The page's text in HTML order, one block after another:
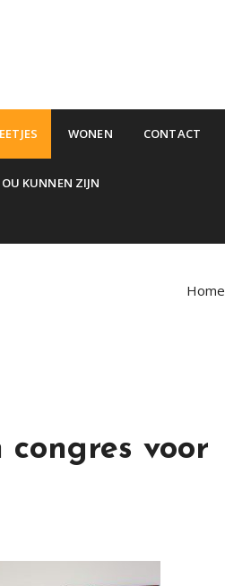
WONEN CONTACT
KUNNEN ZIJN
Home
voor